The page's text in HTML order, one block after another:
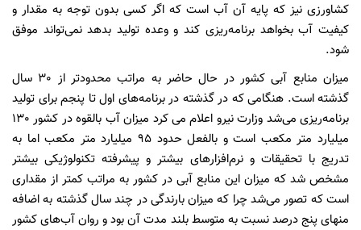
کشاورزی نیز که پایه آن آب است که اگر کسی بدون توجه به مقدار و
کیفیت آب بخواهد برنامه‌ریزی کند و وعده تولید بدهد نمی‌تواند موفق
شود.
میزان منابع آبی کشور در حال حاضر به مراتب محدودتر از 30 سال
گذشته است. هنگامی که در گذشته در برنامه‌های اول تا پنجم برای تولید
برنامه‌ریزی می‌شد وزارت نیرو اعلام می کرد میزان آب بالقوه در کشور 130
میلیارد متر مکعب است و بالفعل حدود 95 میلیارد متر مکعب اما به
تدریج با تحقیقات و نرم‌افزارهای بیشتر و پیشرفته تکنولوژیکی بیشتر
مشخص شد که میزان این منابع آبی در کشور به مراتب کمتر از مقداری
است که تصور می‌شد چرا که میزان بارندگی در چند سال گذشته به اضافه
منهای پنج درصد نسبت به متوسط بلند مدت آن بود و روان آب‌های کشور